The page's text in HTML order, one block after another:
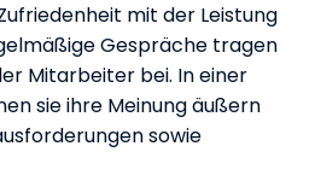
mit der Leistung
Gespräche tragen
Mitarbeiter bei. In einer
sie ihre Meinung äußern
sowie